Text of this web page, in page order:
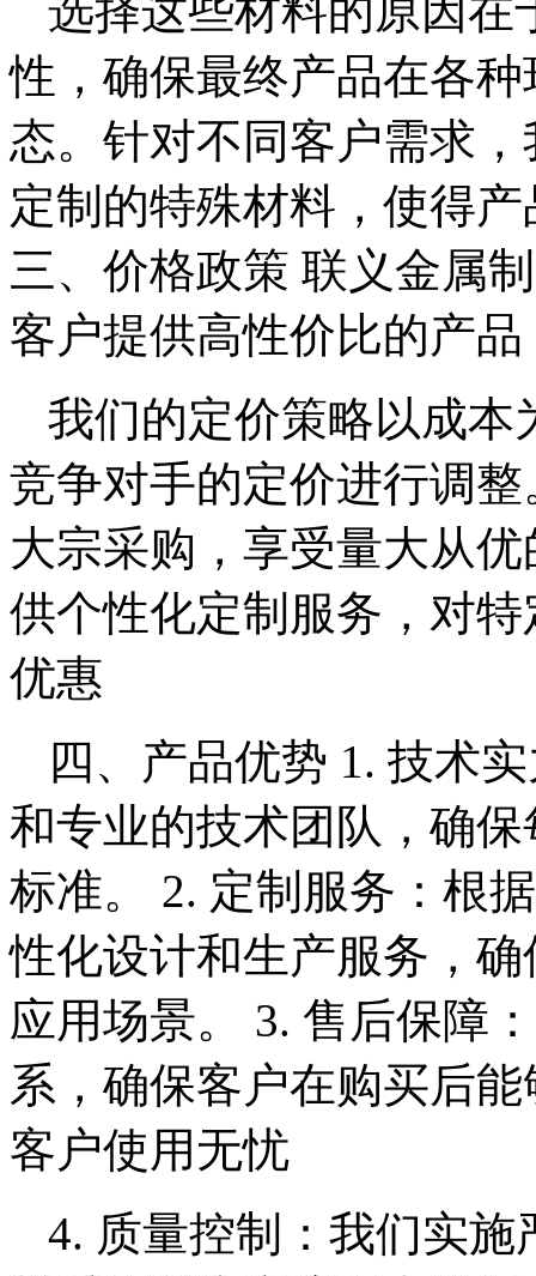
选择这些材料的原因在
性，确保最终产品在各
态。针对不同客户需求
定制的特殊材料，使得
三、价格政策 联义金属
客户提供高性价比的产品
我们的定价策略以成本
竞争对手的定价进行调
大宗采购，享受量大从
供个性化定制服务，对
优惠
四、产品优势 1. 技术
和专业的技术团队，确
标准。 2. 定制服务：根
性化设计和生产服务，
应用场景。 3. 售后保障
系，确保客户在购买后
客户使用无忧
4. 质量控制：我们实